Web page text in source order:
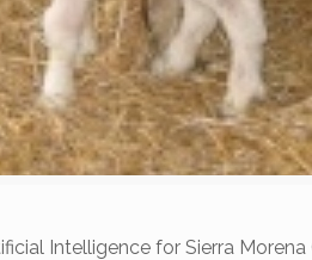
Intelligence for Sierra